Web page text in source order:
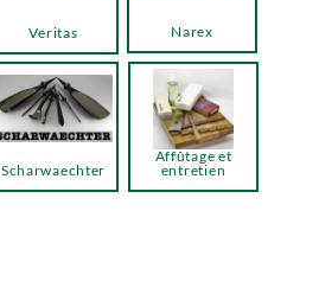
Narex
Veritas
Scharwaechter
Affûtage et
entretien